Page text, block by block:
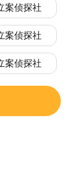
案侦探社
案侦探社
案侦探社